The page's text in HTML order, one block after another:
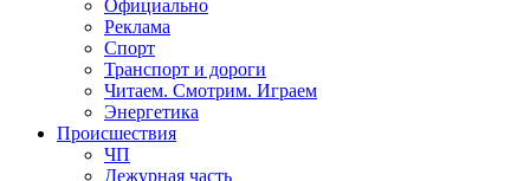
Официально
Реклама
Спорт
Транспорт и дороги
Читаем. Смотрим. Играем
Энергетика
Происшествия
ЧП
Дежурная часть